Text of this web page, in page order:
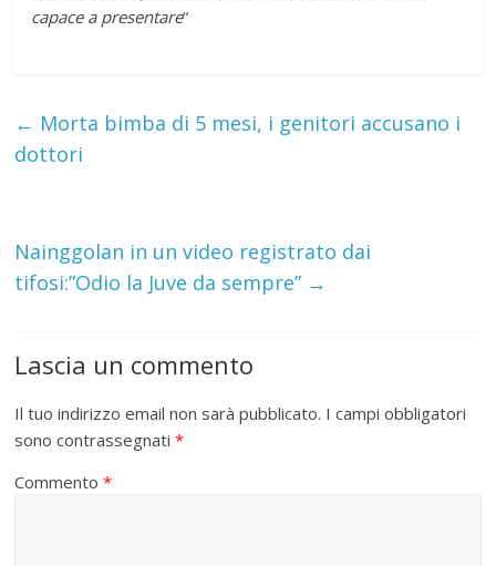
capace a presentare“
← Morta bimba di 5 mesi, i genitori accusano i
dottori
Nainggolan in un video registrato dai
tifosi:”Odio la Juve da sempre” →
Lascia un commento
Il tuo indirizzo email non sarà pubblicato. I campi obbligatori
sono contrassegnati*
Commento*